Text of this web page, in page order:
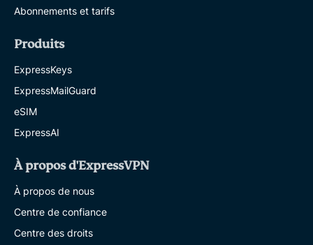
Abonnements et tarifs
Produits
ExpressKeys
ExpressMailGuard
eSIM
ExpressAI
À propos d'ExpressVPN
À propos de nous
Centre de confiance
Centre des droits